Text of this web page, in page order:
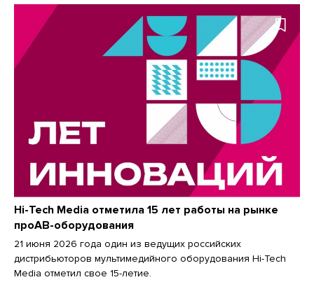
Hi-Tech Media отметила 15 лет работы на рынке
проАВ-оборудования
21 июня 2026 года один из ведущих российских
дистрибьюторов мультимедийного оборудования Hi-Tech
Media отметил свое 15-летие.